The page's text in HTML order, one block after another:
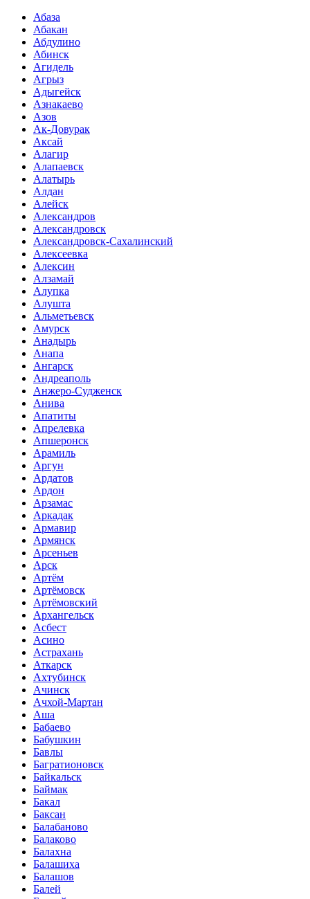
Абаза
Абакан
Абдулино
Абинск
Агидель
Агрыз
Адыгейск
Азнакаево
Азов
Ак-Довурак
Аксай
Алагир
Алапаевск
Алатырь
Алдан
Алейск
Александров
Александровск
Александровск-Сахалинский
Алексеевка
Алексин
Алзамай
Алупка
Алушта
Альметьевск
Амурск
Анадырь
Анапа
Ангарск
Андреаполь
Анжеро-Судженск
Анива
Апатиты
Апрелевка
Апшеронск
Арамиль
Аргун
Ардатов
Ардон
Арзамас
Аркадак
Армавир
Армянск
Арсеньев
Арск
Артём
Артёмовск
Артёмовский
Архангельск
Асбест
Асино
Астрахань
Аткарск
Ахтубинск
Ачинск
Ачхой-Мартан
Аша
Бабаево
Бабушкин
Бавлы
Багратионовск
Байкальск
Баймак
Бакал
Баксан
Балабаново
Балаково
Балахна
Балашиха
Балашов
Балей